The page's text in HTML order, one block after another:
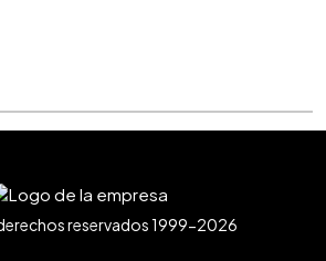
reservados 1999-2026